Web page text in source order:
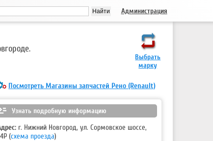
Администрация
Выбрать
марку
Посмотреть Магазины запчастей Рено (Renault)
Узнать подробную информацию
г. Нижний Новгород, ул. Сормовское шоссе,
(схема проезда)